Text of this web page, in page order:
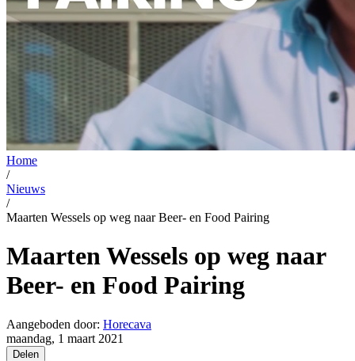
Home
/
Nieuws
/
Maarten Wessels op weg naar Beer- en Food Pairing
Maarten Wessels op weg naar
Beer- en Food Pairing
Aangeboden door: Horecava
maandag, 1 maart 2021
Delen